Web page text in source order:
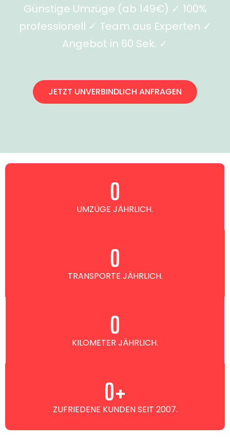
Günstige Umzüge (ab 149€) ✓ 100%
professionell ✓ Team aus Experten ✓
Angebot in 60 Sek. ✓
JETZT UNVERBINDLICH ANFRAGEN
UMZÜGE JÄHRLICH.
0
TRANSPORTE JÄHRLICH.
0
KILOMETER JÄHRLICH.
0
ZUFRIEDENE KUNDEN SEIT 2007.
0+